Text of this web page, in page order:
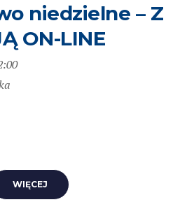
niedzielne – Z
ON-LINE
WIĘCEJ